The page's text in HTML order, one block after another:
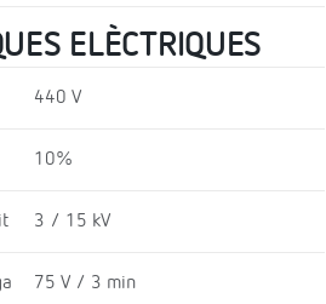
ELÈCTRIQUES
440 V
10%
3 / 15 kV
75 V / 3 min